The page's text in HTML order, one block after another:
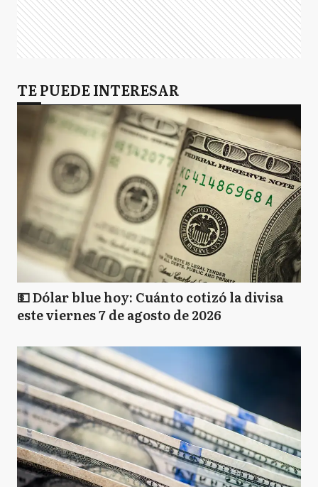
TE PUEDE INTERESAR
💵 Dólar blue hoy: Cuánto cotizó la divisa
este viernes 7 de agosto de 2026